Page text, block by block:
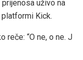
uživo na
Kick.
reče: “O ne, o ne. J